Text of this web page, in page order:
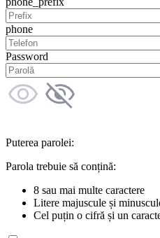
phone
Password
Puterea parolei:
Parola trebuie să conțină:
8 sau mai multe caractere
Litere majuscule și
Cel puțin o cifră și un